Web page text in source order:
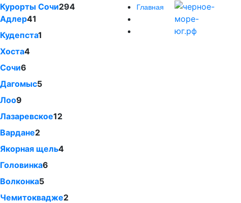
Курорты Сочи294
Адлер41
Кудепста1
Хоста4
Сочи6
Дагомыс5
Лоо9
Лазаревское12
Вардане2
Якорная щель4
Головинка6
Волконка5
Чемитоквадже2
Главная